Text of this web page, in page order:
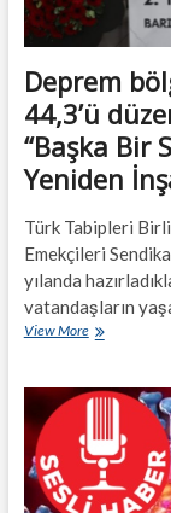
Deprem
44,3’ü
“Başka Bir
Yeniden
Türk Tabipleri
Emekçileri
yılanda
vatandaşların
View MoreDeprem
yüzde
düzenli
beslenemiyor.
TTB-
SES,